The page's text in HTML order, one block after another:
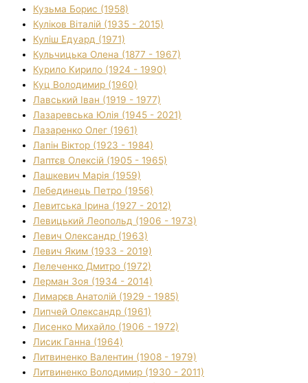
Кузьма Борис (1958)
Куліков Віталій (1935 - 2015)
Куліш Едуард (1971)
Кульчицька Олена (1877 - 1967)
Курило Кирило (1924 - 1990)
Куц Володимир (1960)
Лавський Іван (1919 - 1977)
Лазаревська Юлія (1945 - 2021)
Лазаренко Олег (1961)
Лапін Віктор (1923 - 1984)
Лаптєв Олексій (1905 - 1965)
Лашкевич Марія (1959)
Лебединець Петро (1956)
Левитська Ірина (1927 - 2012)
Левицький Леопольд (1906 - 1973)
Левич Олександр (1963)
Левич Яким (1933 - 2019)
Лелеченко Дмитро (1972)
Лерман Зоя (1934 - 2014)
Лимарєв Анатолій (1929 - 1985)
Липчей Олександр (1961)
Лисенко Михайло (1906 - 1972)
Лисик Ганна (1964)
Литвиненко Валентин (1908 - 1979)
Литвиненко Володимир (1930 - 2011)